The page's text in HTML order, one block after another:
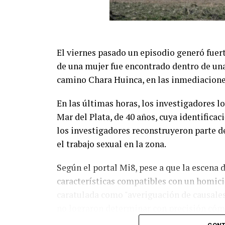
El viernes pasado un episodio generó
de una mujer fue encontrado dentro de
camino Chara Huinca, en las
En las últimas horas, los investigadores
Mar del Plata, de 40 años, cuya
los investigadores reconstruyeron parte
el trabajo sexual en la zona.
Según el portal Mi8, pese a que la
características compatibles con un